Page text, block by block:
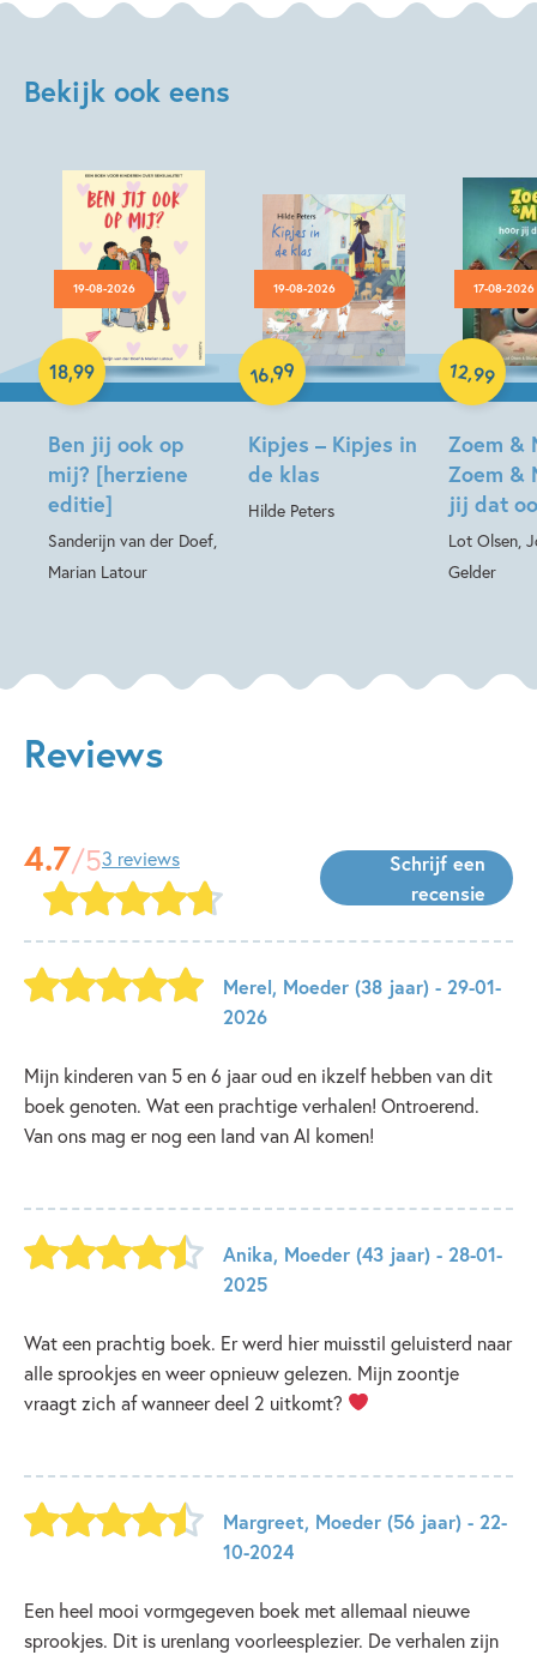
Bekijk ook eens
19-08-2026
Ben jij ook op
mij? [herziene
editie]
Sanderijn van der Doef,
Marian Latour
18,99
Hardcover
19-08-2026
Kipjes – Kipjes in
de klas
Hilde Peters
16,99
Hardcover
17-08-2026
Zoem &
Zoem &
jij dat
Lot Olsen,
Gelder
12,99
Hardcover
Reviews
4.7/53 reviews
Schrijf een
recensie
Merel, Moeder (38 jaar) - 29-01-
2026
Mijn kinderen van 5 en 6 jaar oud en ikzelf hebben van dit
boek genoten. Wat een prachtige verhalen! Ontroerend.
Van ons mag er nog een land van Al komen!
Anika, Moeder (43 jaar) - 28-01-
2025
Wat een prachtig boek. Er werd hier muisstil geluisterd naar
alle sprookjes en weer opnieuw gelezen. Mijn zoontje
vraagt zich af wanneer deel 2 uitkomt?
Margreet, Moeder (56 jaar) - 22-
10-2024
Een heel mooi vormgegeven boek met allemaal nieuwe
sprookjes. Dit is urenlang voorleesplezier. De verhalen zijn